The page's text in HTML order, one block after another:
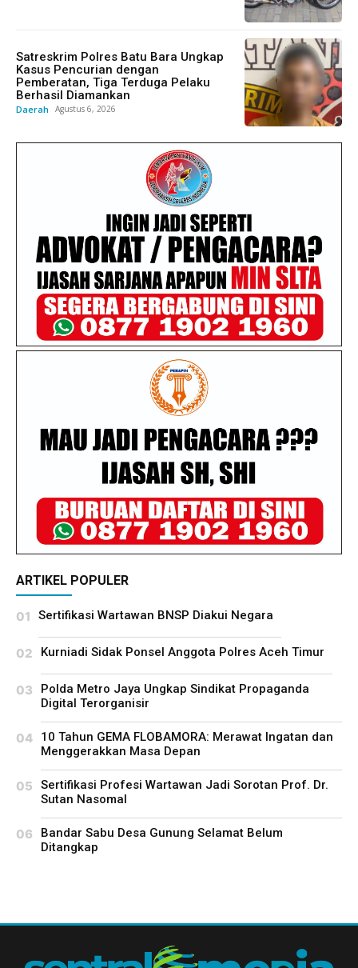
Satreskrim Polres Batu Bara Ungkap
Kasus Pencurian dengan
Pemberatan, Tiga Terduga Pelaku
Berhasil Diamankan
Daerah Agustus 6, 2026
ARTIKEL POPULER
Sertifikasi Wartawan BNSP Diakui Negara
Kurniadi Sidak Ponsel Anggota Polres Aceh Timur
Polda Metro Jaya Ungkap Sindikat Propaganda
Digital Terorganisir
10 Tahun GEMA FLOBAMORA: Merawat Ingatan dan
Menggerakkan Masa Depan
Sertifikasi Profesi Wartawan Jadi Sorotan Prof. Dr.
Sutan Nasomal
Bandar Sabu Desa Gunung Selamat Belum
Ditangkap